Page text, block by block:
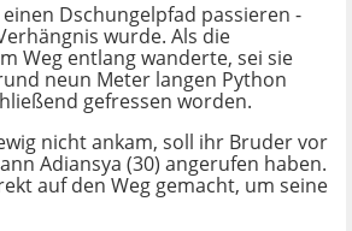
Dschungelpfad passieren -
wurde. Als die
Weg entlang wanderte, sei sie
neun Meter langen Python
gefressen worden.
nicht ankam, soll ihr Bruder vor
Adiansya (30) angerufen haben.
auf den Weg gemacht, um seine